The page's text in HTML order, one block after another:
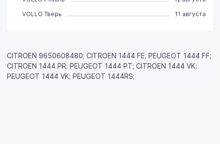
CITROEN 9650608480; CITROEN 1444 FE; PEUGEOT 1444 FF;
CITROEN 1444 PR; PEUGEOT 1444 PT; CITROEN 1444 VK;
PEUGEOT 1444 VK; PEUGEOT 1444RS;
VOLLO Тверь
11 августа